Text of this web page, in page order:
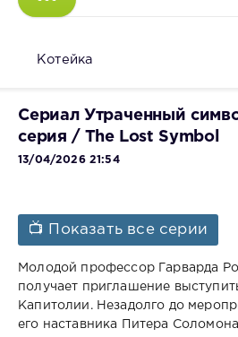
Котейка
Сериал Утраченный
серия / The Lost Symbol
13/04/2026 21:54
📺 Показать все серии
Молодой профессор Гарварда
получает приглашение
Капитолии. Незадолго до
его наставника Питера